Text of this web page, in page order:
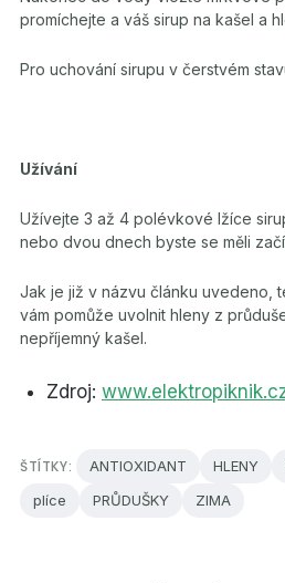
promíchejte a váš sirup na kašel a
Pro uchování sirupu v čerstvém
Užívání
Užívejte 3 až 4 polévkové lžíce
nebo dvou dnech byste se měli
Jak je již v názvu článku uvedeno,
vám pomůže uvolnit hleny z
nepříjemný kašel.
Zdroj:
ŠTÍTKY: ANTIOXIDANT HLENY
plíce
PRŮDUŠKY ZIMA